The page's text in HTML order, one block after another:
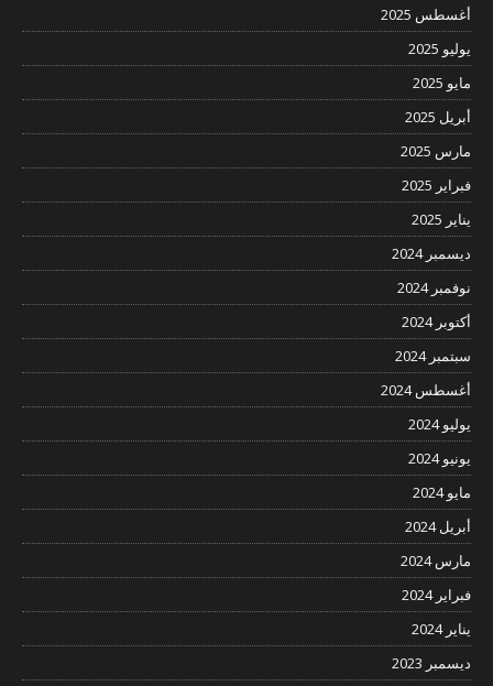
أغسطس 2025
يوليو 2025
مايو 2025
أبريل 2025
مارس 2025
فبراير 2025
يناير 2025
ديسمبر 2024
نوفمبر 2024
أكتوبر 2024
سبتمبر 2024
أغسطس 2024
يوليو 2024
يونيو 2024
مايو 2024
أبريل 2024
مارس 2024
فبراير 2024
يناير 2024
ديسمبر 2023